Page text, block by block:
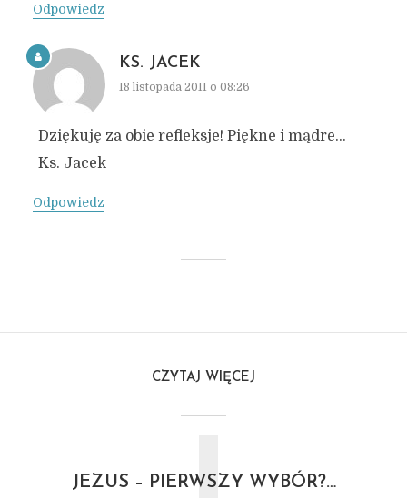
Odpowiedz
KS. JACEK
18 listopada 2011 o 08:26
Dziękuję za obie refleksje! Piękne i mądre…
Ks. Jacek
Odpowiedz
CZYTAJ WIĘCEJ
JEZUS – PIERWSZY WYBÓR?…